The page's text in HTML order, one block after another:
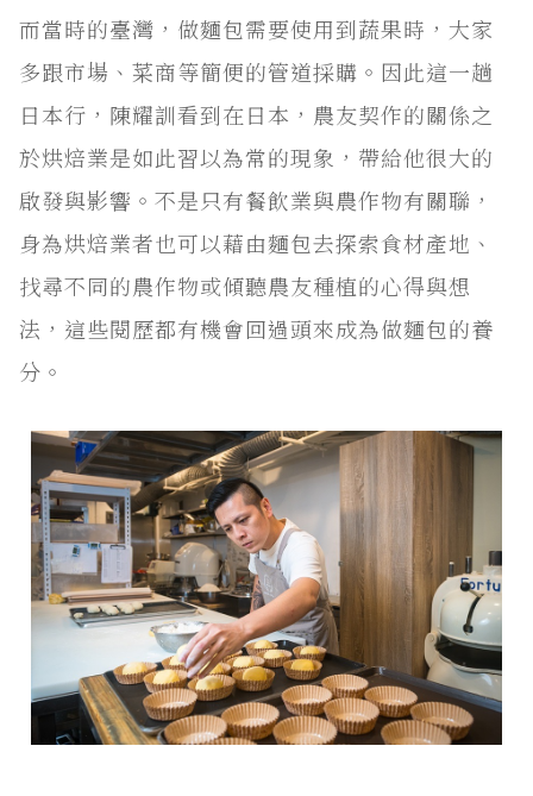
而當時的臺灣，做麵包需要使用到蔬果時，大家
多跟市場、菜商等簡便的管道採購。因此這一趟
日本行，陳耀訓看到在日本，農友契作的關係之
於烘焙業是如此習以為常的現象，帶給他很大的
啟發與影響。不是只有餐飲業與農作物有關聯，
身為烘焙業者也可以藉由麵包去探索食材產地、
找尋不同的農作物或傾聽農友種植的心得與想
法，這些閱歷都有機會回過頭來成為做麵包的養
分。